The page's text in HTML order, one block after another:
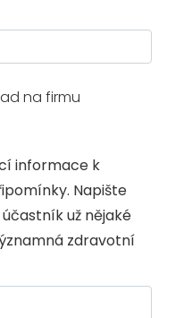
na firmu
informace k
Napište
už nějaké
zdravotní